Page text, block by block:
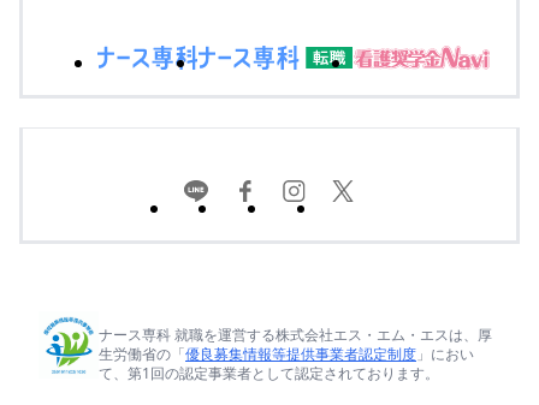
ナース専科 就職を運営する株式会社エス・エム・エスは、厚
生労働省の「優良募集情報等提供事業者認定制度 」におい
て、第1回の認定事業者として認定されております。